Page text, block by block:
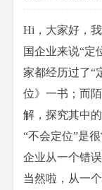
Hi，大家好，
国企业来说“定
家都经历过了“
位》一书；而
解，探究其中
“不会定位”是
企业从一个错
当然啦，从一